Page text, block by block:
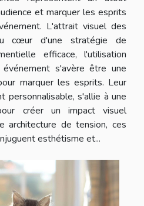
et marquer les esprits
L'attrait visuel des
cœur d'une stratégie de
efficace, l'utilisation
s'avère être une
marquer les esprits. Leur
personnalisable, s'allie à une
créer un impact visuel
architecture de tension, ces
esthétisme et...